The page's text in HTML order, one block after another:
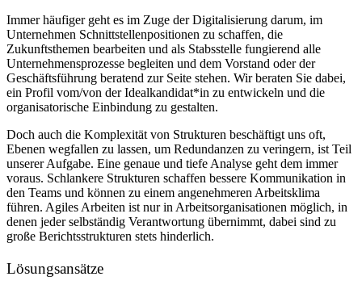
Immer häufiger geht es im Zuge der Digitalisierung darum, im
Unternehmen Schnittstellenpositionen zu schaffen, die
Zukunftsthemen bearbeiten und als Stabsstelle fungierend alle
Unternehmensprozesse begleiten und dem Vorstand oder der
Geschäftsführung beratend zur Seite stehen. Wir beraten Sie dabei,
ein Profil vom/von der Idealkandidat*in zu entwickeln und die
organisatorische Einbindung zu gestalten.
Doch auch die Komplexität von Strukturen beschäftigt uns oft,
Ebenen wegfallen zu lassen, um Redundanzen zu veringern, ist Teil
unserer Aufgabe. Eine genaue und tiefe Analyse geht dem immer
voraus. Schlankere Strukturen schaffen bessere Kommunikation in
den Teams und können zu einem angenehmeren Arbeitsklima
führen. Agiles Arbeiten ist nur in Arbeitsorganisationen möglich, in
denen jeder selbständig Verantwortung übernimmt, dabei sind zu
große Berichtsstrukturen stets hinderlich.
Lösungsansätze